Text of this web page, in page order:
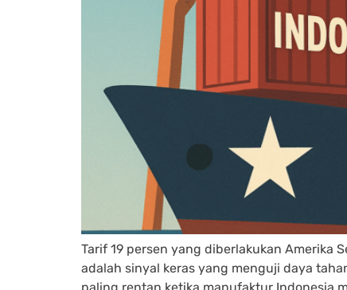
Tarif 19 persen yang diberlakukan Amerika
adalah sinyal keras yang menguji daya